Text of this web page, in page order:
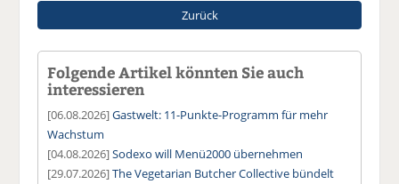
Zurück
Folgende Artikel könnten Sie auch
interessieren
[06.08.2026]Gastwelt: 11-Punkte-Programm für mehr
Wachstum
[04.08.2026]Sodexo will Menü2000 übernehmen
[29.07.2026]The Vegetarian Butcher Collective bündelt